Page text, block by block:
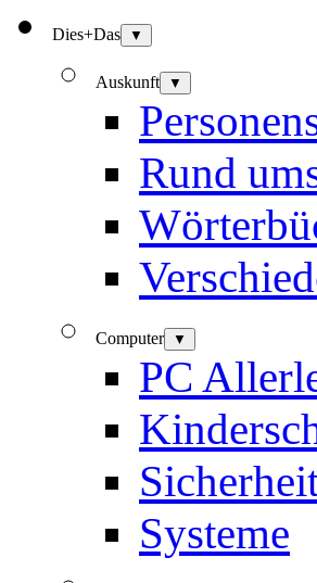
Dies+Das ▼
Auskunft ▼
Rund
Computer ▼
PC
Systeme